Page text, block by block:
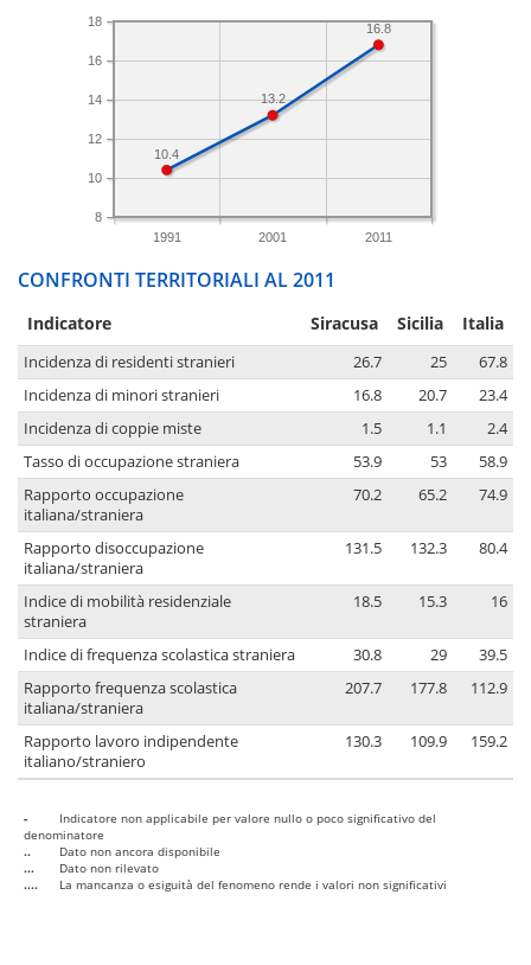
1991 2001 2011
8
10
12
14
16
18
16.8
13.2
10.4
CONFRONTI TERRITORIALI AL 2011
Indicatore Siracusa Sicilia Italia
Incidenza di residenti stranieri 26.7 25
67.8
Incidenza di minori stranieri
16.8 20.7
23.4
Incidenza di coppie miste
1.5 1.1
2.4
Tasso di occupazione straniera
53.9 53
58.9
Rapporto occupazione
italiana/straniera
70.2 65.2 74.9
Rapporto disoccupazione
italiana/straniera
131.5 132.3 80.4
Indice di mobilità residenziale
straniera
18.5 15.3 16
Indice di frequenza scolastica straniera 30.8 29
39.5
Rapporto frequenza scolastica
italiana/straniera
207.7 177.8 112.9
Rapporto lavoro indipendente
italiano/straniero
130.3 109.9 159.2
-
Indicatore non applicabile per valore nullo o poco significativo del
denominatore
..
Dato non ancora disponibile
...
Dato non rilevato
....
La mancanza o esiguità del fenomeno rende i valori non significativi